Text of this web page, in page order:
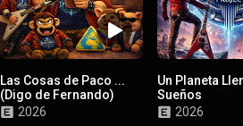
Las Cosas de Paco ...
(Digo de Fernando)
2026
Un Planeta
Sueños
2026